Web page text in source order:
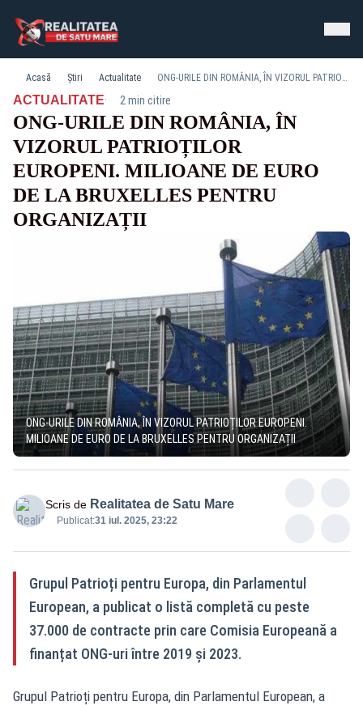
Acasă Știri Actualitate ONG-URILE DIN ROMÂNIA, ÎN VIZORUL PATRIOȚILOR EUROPENI. MILIOANE DE EURO DE LA BRUXELLES PENTRU ORGANIZAȚII
ACTUALITATE· 2 min citire
ONG-URILE DIN ROMÂNIA, ÎN
VIZORUL PATRIOȚILOR
EUROPENI. MILIOANE DE EURO
DE LA BRUXELLES PENTRU
ORGANIZAȚII
ONG-URILE DIN ROMÂNIA, ÎN VIZORUL PATRIOȚILOR EUROPENI.
MILIOANE DE EURO DE LA BRUXELLES PENTRU ORGANIZAȚII
Scris de Realitatea de Satu Mare
Publicat:31 iul. 2025, 23:22
Grupul Patrioți pentru Europa, din Parlamentul
European, a publicat o listă completă cu peste
37.000 de contracte prin care Comisia Europeană a
finanțat ONG-uri între 2019 și 2023.
Grupul Patrioți pentru Europa, din Parlamentul European, a